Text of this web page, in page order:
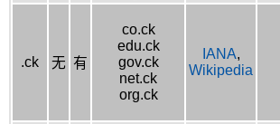
.ck 无 有
co.ck
edu.ck
gov.ck
net.ck
org.ck
IANA,
Wikipedia